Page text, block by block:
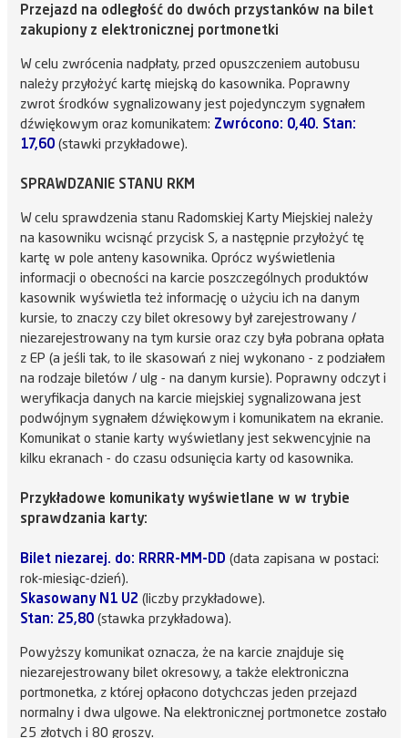
Przejazd na odległość do dwóch przystanków na bilet
zakupiony z elektronicznej portmonetki
W celu zwrócenia nadpłaty, przed opuszczeniem autobusu
należy przyłożyć kartę miejską do kasownika. Poprawny
zwrot środków sygnalizowany jest pojedynczym sygnałem
dźwiękowym oraz komunikatem: Zwrócono: 0,40. Stan:
17,60 (stawki przykładowe).
SPRAWDZANIE STANU RKM
W celu sprawdzenia stanu Radomskiej Karty Miejskiej należy
na kasowniku wcisnąć przycisk S, a następnie przyłożyć tę
kartę w pole anteny kasownika. Oprócz wyświetlenia
informacji o obecności na karcie poszczególnych produktów
kasownik wyświetla też informację o użyciu ich na danym
kursie, to znaczy czy bilet okresowy był zarejestrowany /
niezarejestrowany na tym kursie oraz czy była pobrana opłata
z EP (a jeśli tak, to ile skasowań z niej wykonano - z podziałem
na rodzaje biletów / ulg - na danym kursie). Poprawny odczyt i
weryfikacja danych na karcie miejskiej sygnalizowana jest
podwójnym sygnałem dźwiękowym i komunikatem na ekranie.
Komunikat o stanie karty wyświetlany jest sekwencyjnie na
kilku ekranach - do czasu odsunięcia karty od kasownika.
Przykładowe komunikaty wyświetlane w w trybie
sprawdzania karty:
Bilet niezarej. do: RRRR-MM-DD (data zapisana w postaci:
rok-miesiąc-dzień).
Skasowany N1 U2 (liczby przykładowe).
Stan: 25,80 (stawka przykładowa).
Powyższy komunikat oznacza, że na karcie znajduje się
niezarejestrowany bilet okresowy, a także elektroniczna
portmonetka, z której opłacono dotychczas jeden przejazd
normalny i dwa ulgowe. Na elektronicznej portmonetce zostało
25 złotych i 80 groszy.